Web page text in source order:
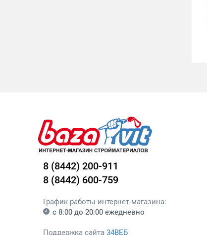
8 (8442) 200-911
8 (8442) 600-759
График работы интернет-магазина:
с 8:00 до 20:00 ежедневно
Поддержка сайта 34ВЕБ